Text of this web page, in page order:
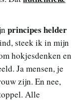
principes helder
steek ik in mijn
hokjesdenken en
Ja mensen, je
zijn. En nee,
Alle